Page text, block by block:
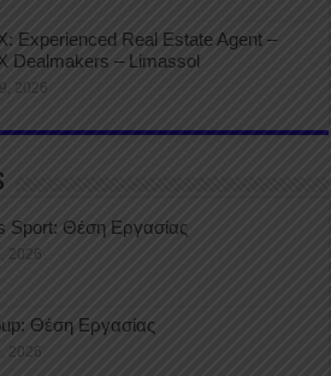
Experienced Real Estate Agent –
Dealmakers – Limassol
2026
Sport: Θέση Εργασίας
2026
Θέση Εργασίας
2026